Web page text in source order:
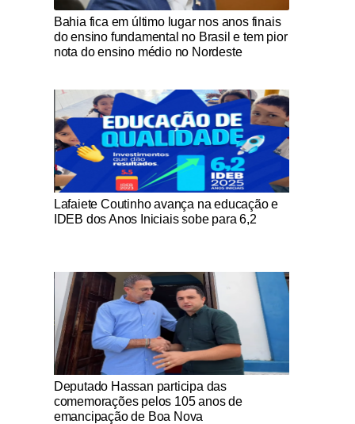
Notícias Católicas
Bahia fica em último lugar nos anos finais
do ensino fundamental no Brasil e tem pior
nota do ensino médio no Nordeste
Notícias Católicas
Lafaiete Coutinho avança na educação e
IDEB dos Anos Iniciais sobe para 6,2
Notícias Católicas
Deputado Hassan participa das
comemorações pelos 105 anos de
emancipação de Boa Nova